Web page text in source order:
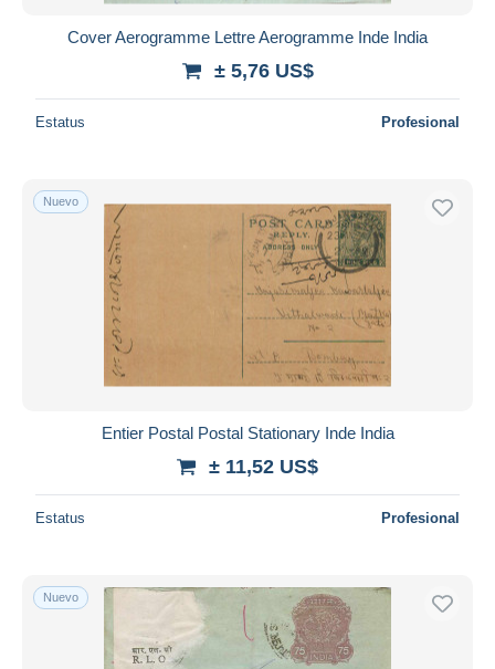
Cover Aerogramme Lettre Aerogramme Inde India
± 5,76 US$
Estatus Profesional
Nuevo
Entier Postal Postal Stationary Inde India
± 11,52 US$
Estatus Profesional
Nuevo